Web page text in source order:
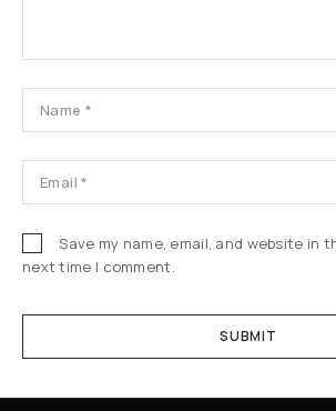
Save my name, email, and website in
next time I comment.